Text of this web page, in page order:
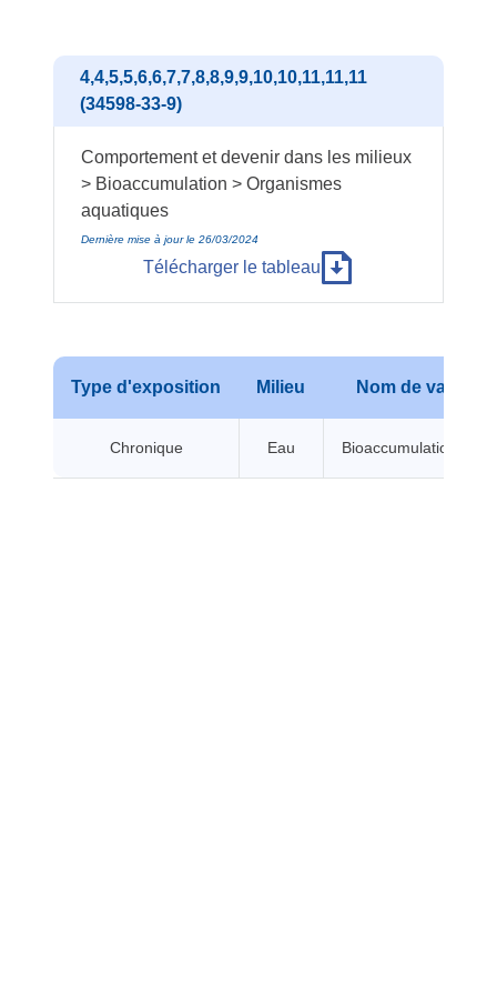
4,4,5,5,6,6,7,7,8,8,9,9,10,10,11,11,11
(34598-33-9)
Comportement et devenir dans les milieux
> Bioaccumulation > Organismes
aquatiques
Dernière mise à jour le 26/03/2024
Télécharger le tableau
Type d'exposition Milieu Nom de valeur
Chronique Eau Bioaccumulation BCF